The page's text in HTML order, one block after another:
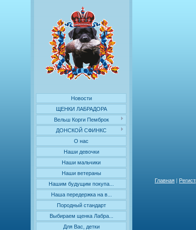
Новости
ЩЕНКИ ЛАБРАДОРА
Вельш Корги Пемброк
ДОНСКОЙ СФИНКС
О нас
Наши девочки
Наши мальчики
Наши ветераны
Нашим будущим покупа...
Наша передержка на в...
Породный стандарт
Выбираем щенка Лабра...
Для Вас, детки
Главная |